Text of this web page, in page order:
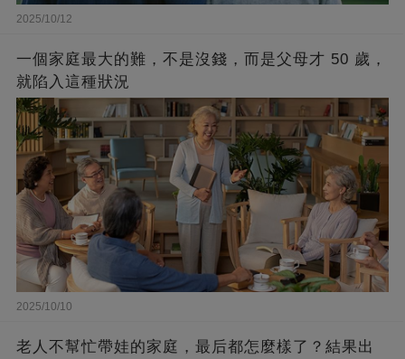
2025/10/12
一個家庭最大的難，不是沒錢，而是父母才 50 歲，
就陷入這種狀況
2025/10/10
老人不幫忙帶娃的家庭，最后都怎麼樣了？結果出